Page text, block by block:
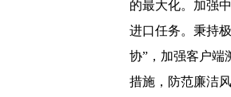
的最大化。加强
进口任务。秉持
协”，加强客户端
措施，防范廉洁风